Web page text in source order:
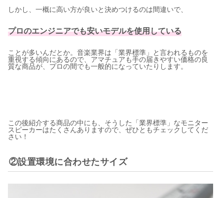
しかし、一概に高い方が良いと決めつけるのは間違いで、
プロのエンジニアでも安いモデルを使用している
ことが多いんだとか。音楽業界は「業界標準」と言われるものを
重視する傾向にあるので、アマチュアも手の届きやすい価格の良
質な商品が、プロの間でも一般的になっていたりします。
この後紹介する商品の中にも、そうした「業界標準」なモニター
スピーカーはたくさんありますので、ぜひともチェックしてくだ
さい！
②設置環境に合わせたサイズ